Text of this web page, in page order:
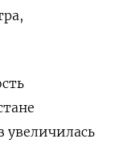
увеличилась